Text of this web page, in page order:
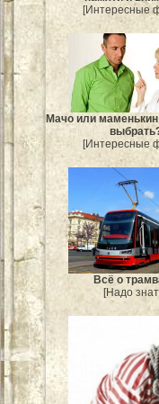
[Интересные
Мачо или маменькин
[Интересные
Всё о
[Надо